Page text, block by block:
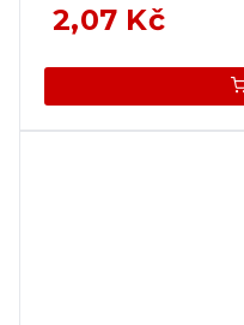
2,07 Kč